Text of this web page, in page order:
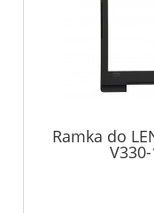
Ramka do